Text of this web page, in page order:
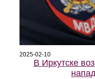
2025-02-10
В Иркутске